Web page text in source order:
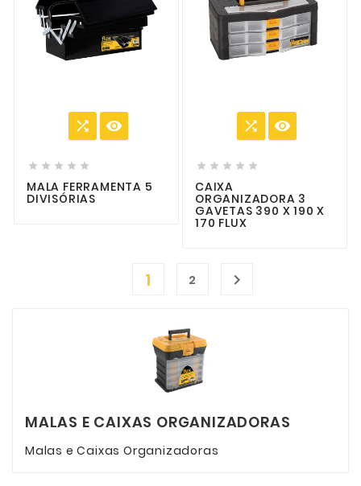
 
    
MALA FERRAMENTA 5
DIVISÓRIAS
 
    
CAIXA
ORGANIZADORA 3
GAVETAS 390 X 190 X
170 FLUX
1 2 
MALAS E CAIXAS ORGANIZADORAS
Malas e Caixas Organizadoras